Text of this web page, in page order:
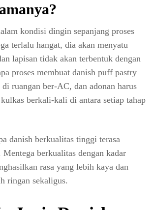
kondisi dingin sepanjang proses
terlalu hangat, dia akan menyatu
lapisan tidak akan terbentuk dengan
proses membuat danish puff pastry
ruangan ber-AC, dan adonan harus
berkali-kali di antara setiap tahap
danish berkualitas tinggi terasa
berkualitas dengan kadar
rasa yang lebih kaya dan
ringan sekaligus.